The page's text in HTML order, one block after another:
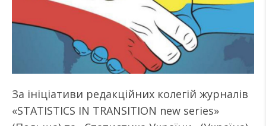
За ініціативи редакційних колегій журналів
«STATISTICS IN TRANSITION new series»